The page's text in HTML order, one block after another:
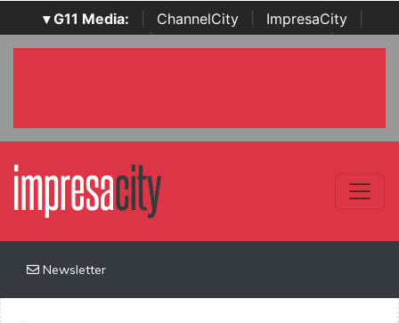
▾ G11 Media: ChannelCity ImpresaCity
SecurityOpenLab | Italian Channel Awards | Italian
Newsletter